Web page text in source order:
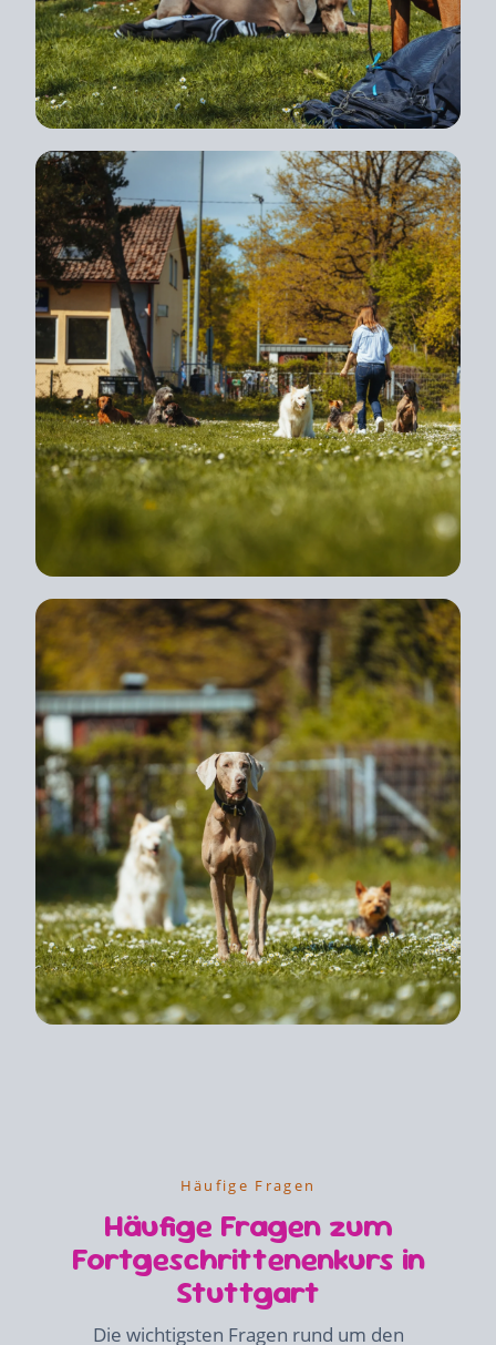
Häufige Fragen
Häufige Fragen zum
Fortgeschrittenenkurs in
Stuttgart
Die wichtigsten Fragen rund um den